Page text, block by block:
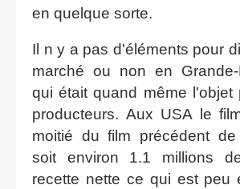
en quelque sorte.
Il n y a pas d'éléments pour
marché ou non en
qui était quand même l'objet
producteurs. Aux USA le
moitié du film précédent
soit environ 1.1 millions
recette nette ce qui est peu